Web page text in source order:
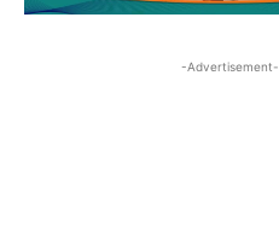
-Advertisement-